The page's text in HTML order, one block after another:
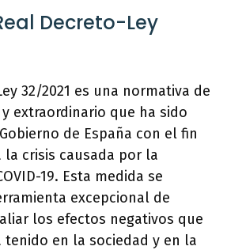
Decreto-Ley
32/2021 es una normativa de
extraordinario que ha sido
de España con el fin
la crisis causada por la
19. Esta medida se
excepcional de
los efectos negativos que
tenido en la sociedad y en la